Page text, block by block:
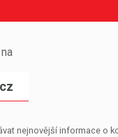
nejnovější informace o